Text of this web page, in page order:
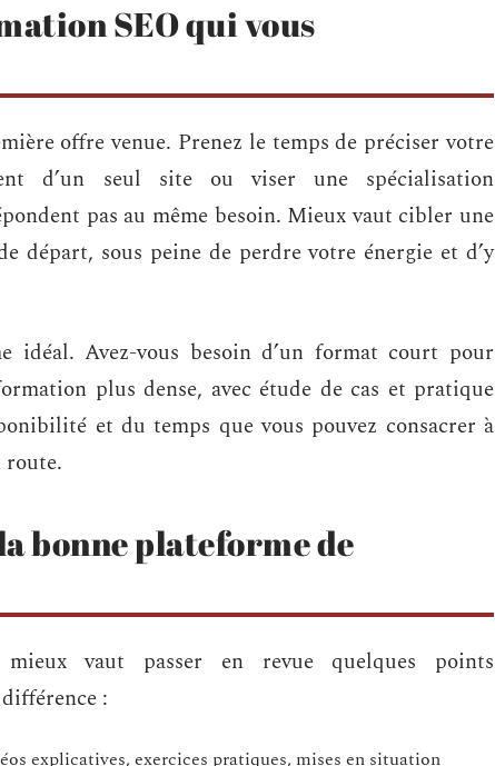
SEO qui vous
offre venue. Prenez le temps de préciser votre
d’un seul site ou viser une spécialisation
pas au même besoin. Mieux vaut cibler une
départ, sous peine de perdre votre énergie et d’y
idéal. Avez-vous besoin d’un format court pour
plus dense, avec étude de cas et pratique
et du temps que vous pouvez consacrer à
route.
bonne plateforme de
vaut passer en revue quelques points
:
explicatives, exercices pratiques, mises en situation